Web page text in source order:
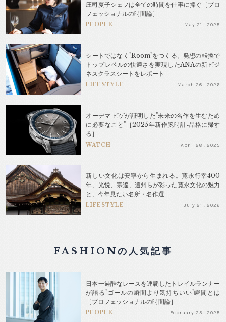
庄司夏子シェフは全ての時間を仕事に捧ぐ［プロ
フェッショナルの時間論］
PEOPLE May 21 . 2025
シートではなく"Room"をつくる。発想の転換で
トップレベルの快適さを実現したANAの新ビジ
ネスクラスシートをレポート
LIFESTYLE March 26 . 2026
オーデマ ピゲが証明した"未来の名作を生むため
に必要なこと"［2025年新作腕時計‐品格に帰す
る］
WATCH April 28 . 2025
新しい文化は安寧から生まれる。寛永行幸400
年、光悦、宗達、遠州らが彩った寛永文化の魅力
と、今年見たい名所・名作選
LIFESTYLE July 21 . 2026
FASHIONの人気記事
日本一過酷なレースを連覇したトレイルランナー
が語る"ゴールの瞬間より気持ちいい"瞬間とは
［プロフェッショナルの時間論］
PEOPLE February 25 . 2025